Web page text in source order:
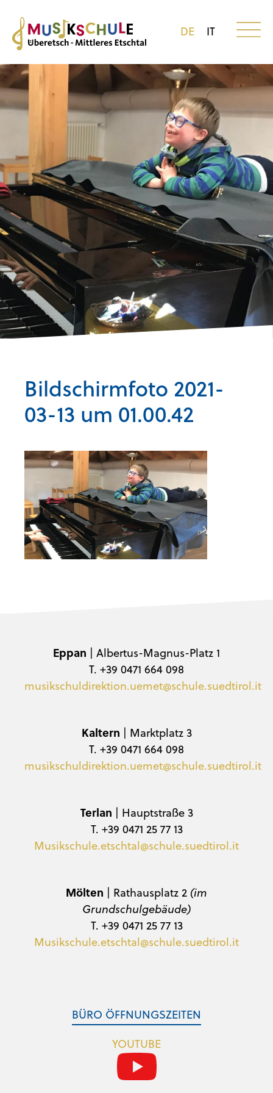
DE IT
Bildschirmfoto 2021-
03-13 um 01.00.42
Eppan | Albertus-Magnus-Platz 1
T. +39 0471 664 098
musikschuldirektion.uemet@schule.suedtirol.it
Kaltern | Marktplatz 3
T. +39 0471 664 098
musikschuldirektion.uemet@schule.suedtirol.it
Terlan | Hauptstraße 3
T. +39 0471 25 77 13
Musikschule.etschtal@schule.suedtirol.it
Mölten | Rathausplatz 2 (im
Grundschulgebäude)
T. +39 0471 25 77 13
Musikschule.etschtal@schule.suedtirol.it
BÜRO ÖFFNUNGSZEITEN
YOUTUBE